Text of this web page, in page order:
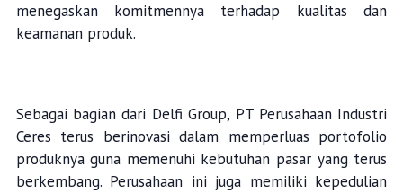
menegaskan komitmennya terhadap kualitas dan
keamanan produk.
Sebagai bagian dari Delfi Group, PT Perusahaan Industri
Ceres terus berinovasi dalam memperluas portofolio
produknya guna memenuhi kebutuhan pasar yang terus
berkembang. Perusahaan ini juga memiliki kepedulian